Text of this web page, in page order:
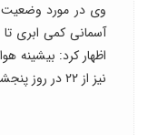
وی در مورد وضعیت
آسمانی کمی ابری
نیز از ۲۲ در روز پنجشنبه به ۲۵ در روز شنبه می رسد.